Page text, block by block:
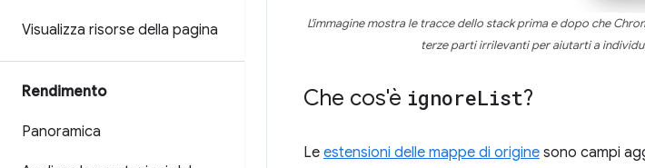
Visualizza risorse della pagina
Rendimento
Panoramica
L'immagine mostra le tracce dello stack prima e dopo che
terze parti irrilevanti per aiutarti a
Che cos'è ignoreList?
Le estensioni delle mappe di origine sono campi